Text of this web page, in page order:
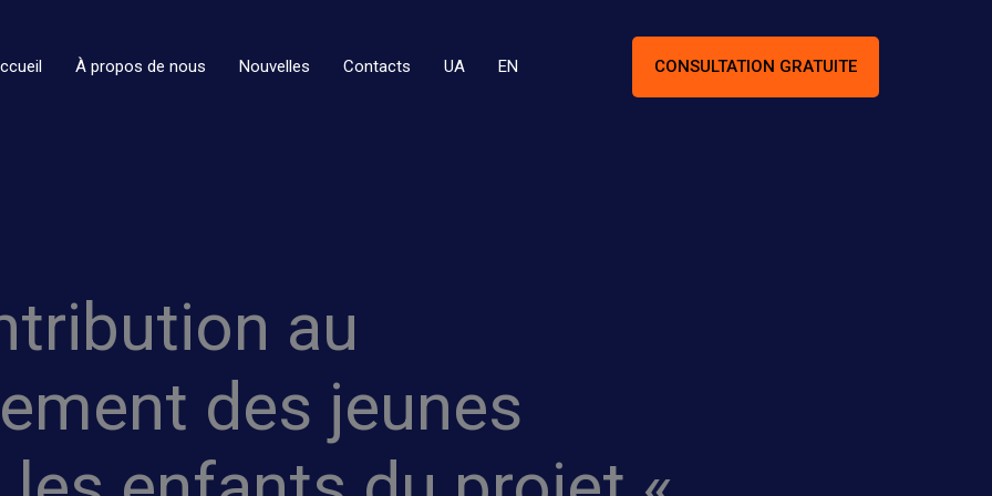
À propos de nous Nouvelles Contacts UA EN CONSULTATION GRATUITE
au
des jeunes